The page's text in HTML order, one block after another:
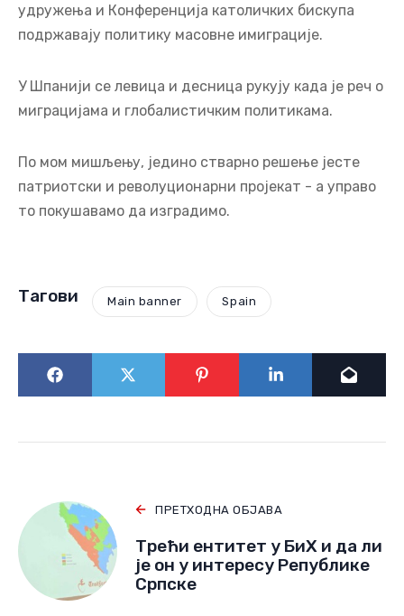
удружења и Конференција католичких бискупа
подржавају политику масовне имиграције.
У Шпанији се левица и десница рукују када је реч о
миграцијама и глобалистичким политикама.
По мом мишљењу, једино стварно решење јесте
патриотски и револуционарни пројекат - а управо
то покушавамо да изградимо.
Тагови Main banner Spain
ПРЕТХОДНА ОБЈАВА
Трећи ентитет у БиХ и да ли
је он у интересу Републике
Српске